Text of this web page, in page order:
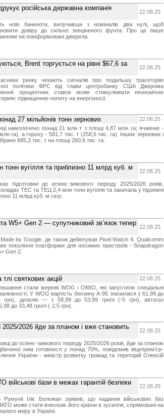
російська державна компанія
22.08.25
нові банкноти, вилучивши з номіналів два нулі, щоб
довіру до сильно знеціненого фунта. Про це пише
на поінформовані джерела.
Brent торгується на рівні $67,6 за
22.08.25
ринку чекають сигналів про подальшу траєкторію
політики ФРС від глави центробанку США Джерома
процентних ставок може стимулювати економічне
підвищенню попиту на енергоносії.
27 мільйонів тонн зернових
22.08.25
намолочено понад 21 млн т з площі 4,87 млн га; ячменю -
га), а гороху - 581,7 тис. т (258,6 тис. га). Інших зернових і
685,3 тис. т на площі 260,6 тис. га.
тонн вугілля та приблизно 11 млрд куб. м
22.08.25
підготовки до осіннє-зимового періоду 2025/2026 років,
ТЕС та ТЕЦ 2,4 млн тонн вугілля та закачала у підземні
11 млрд куб. м газу.
W5+ Gen 2 — супутниковий зв’язок тепер 22.08.25
Made by Google, де також дебютував Pixel Watch 4, Qualcomm
покоління платформи для носимих пристроїв - Snapdragon
Gen 2.
святкових акцій
22.08.25
стали мережі WOG і ОККО, які запустили спеціальні
У WOG вартість бензину А-95 знизилася з 61,99 до
грн), дизелю — з 58,99 до 53,99 грн/л (-5 грн), автогаз
до 33,48 грн/л (-2,5 грн).
2025/2026 йде за планом і вже становить
22.08.25
до осіннє-зимового періоду 2025/2026 років, йде за планом
ним готовності у понад 70%, повідомив віцепрем'єр-
України - міністр розвитку громад та територій Олексій
військові бази в межах гарантій безпеки
22.08.25
Румунії Іліє Боложан заявив, що надання військових баз
може стати внеском його країни в зусилля, спрямовані на
миру в Україні.